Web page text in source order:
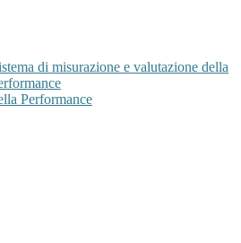
di misurazione e valutazione della
Performance